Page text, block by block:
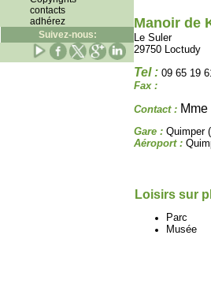
contacts
adhérez
Suivez-nous:
Manoir de
Le Suler
29750 Loctudy
Tel : 09 65 19
Fax :
Contact :
Gare : Quimper
Aéroport :
Loisirs sur
Parc
Musée